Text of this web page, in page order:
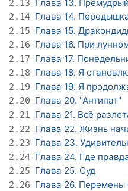
2.13 Глава 13.
2.14 Глава 14.
2.15 Глава 15.
2.16 Глава 16. При
2.17 Глава 17.
2.18 Глава 18. Я
2.19 Глава 19. Я
2.20 Глава 20. "Антипат"
2.21 Глава 21. Всё
2.22 Глава 22. Жизнь
2.23 Глава 23.
2.24 Глава 24. Где
2.25 Глава 25. Суд
2.26 Глава 26.